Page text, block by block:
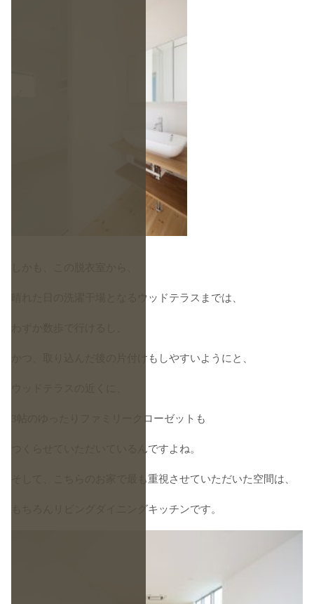
晴れた日の洗濯干場となるウッドテラスまでは、
かつ、取り込んだ後の片付けもしやすいようにと、
3帖のゆったりファミリークローゼットも
つくらせていただいているんですよね。
そして、こちらのお家で最も重視させていただいた空間は、
もちろんリビングダイニングキッチンです。